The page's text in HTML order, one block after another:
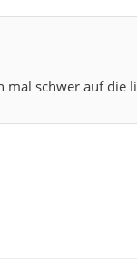
schwer auf die